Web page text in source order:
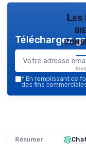
Les
Téléchargez
* En remplissant ce
des fins
Résumer